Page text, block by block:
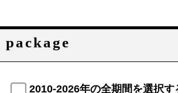
package
2010-2026年の全期間を選択す